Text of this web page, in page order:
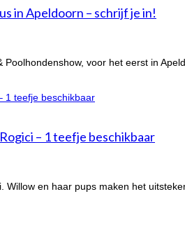
in Apeldoorn – schrijf je in!
voor het eerst in
– 1 teefje beschikbaar
en haar pups maken het